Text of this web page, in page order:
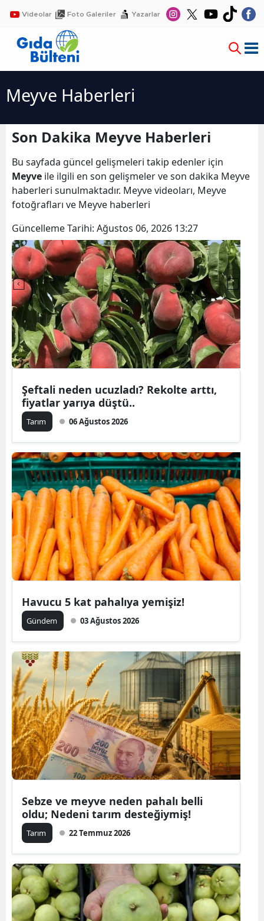
Videolar Foto Galeriler Yazarlar
Meyve Haberleri
Son Dakika Meyve Haberleri
Bu sayfada güncel gelişmeleri takip edenler için
Meyve ile ilgili en son gelişmeler ve son dakika Meyve
haberleri sunulmaktadır. Meyve videoları, Meyve
fotoğrafları ve Meyve haberleri
Güncelleme Tarihi: Ağustos 06, 2026 13:27
Şeftali neden ucuzladı? Rekolte arttı,
fiyatlar yarıya düştü..
Tarım 06 Ağustos 2026
Havucu 5 kat pahalıya yemişiz!
Gündem 03 Ağustos 2026
Sebze ve meyve neden pahalı belli
oldu; Nedeni tarım desteğiymiş!
Tarım 22 Temmuz 2026